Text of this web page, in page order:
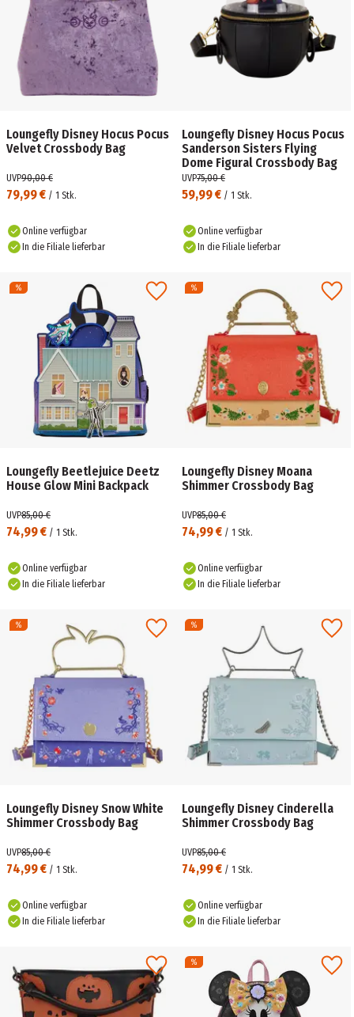
Loungefly Disney Hocus Pocus
Velvet Crossbody Bag
79,99 € / 1 Stk.
UVP90,00 €
Online verfügbar
In die Filiale lieferbar
Loungefly Disney Hocus Pocus
Sanderson Sisters Flying
Dome Figural Crossbody Bag
59,99 € / 1 Stk.
UVP75,00 €
Online verfügbar
In die Filiale lieferbar
Loungefly Beetlejuice Deetz
House Glow Mini Backpack
74,99 € / 1 Stk.
UVP85,00 €
Online verfügbar
In die Filiale lieferbar
Loungefly Disney Moana
Shimmer Crossbody Bag
74,99 € / 1 Stk.
UVP85,00 €
Online verfügbar
In die Filiale lieferbar
Loungefly Disney Snow White
Shimmer Crossbody Bag
74,99 € / 1 Stk.
UVP85,00 €
Online verfügbar
In die Filiale lieferbar
Loungefly Disney Cinderella
Shimmer Crossbody Bag
74,99 € / 1 Stk.
UVP85,00 €
Online verfügbar
In die Filiale lieferbar